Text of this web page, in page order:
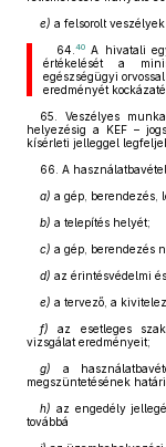
e) a felsorolt
64. 40A hivatali
értékelését a
egészségügyi
eredményét
65. Veszélyes
helyezésig a KEF –
kísérleti jelleggel
66. A
a) a gép, berendezés,
b) a telepítés helyét;
c) a gép, berendezés
d) az érintésvédelmi
e) a tervező, a
f) az esetleges
vizsgálat eredményeit;
g) a
megszüntetésének
h) az engedély
továbbá